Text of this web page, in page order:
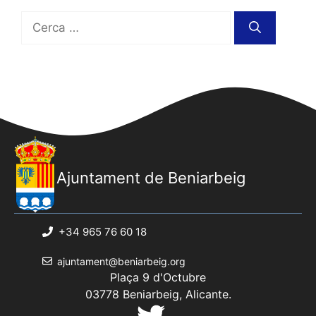
Ajuntament de Beniarbeig
+34 965 76 60 18
ajuntament@beniarbeig.org
Plaça 9 d'Octubre
03778 Beniarbeig, Alicante.